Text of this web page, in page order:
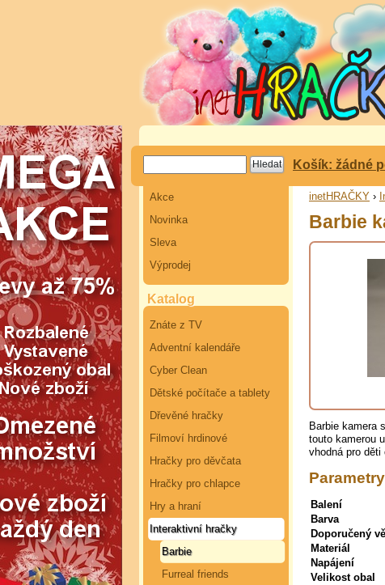
Košík: žádné
Akce
Novinka
Sleva
Výprodej
Katalog
Znáte z TV
Adventní kalendáře
Cyber Clean
Dětské počítače a tablety
Dřevěné hračky
Filmoví hrdinové
Hračky pro děvčata
Hračky pro chlapce
Hry a hraní
Interaktivní hračky
Barbie
Furreal friends
inetHRAČKY ›
Barbie
Barbie kamera
touto kamerou
vhodná pro děti
Balení
Barva
Doporučený
Materiál
Napájení
Velikost obal